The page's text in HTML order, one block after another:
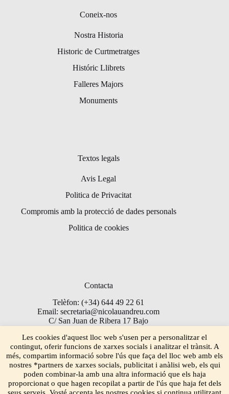
Coneix-nos
Nostra Historia
Historic de Curtmetratges
Históric Llibrets
Falleres Majors
Monuments
Textos legals
Avis Legal
Politica de Privacitat
Compromis amb la protecció de dades personals
Politica de cookies
Contacta
Telèfon: (+34) 644 49 22 61
Email: secretaria@nicolauandreu.com
C/ San Juan de Ribera 17 Bajo
Les cookies d'aquest lloc web s'usen per a personalitzar el
contingut, oferir funcions de xarxes socials i analitzar el trànsit. A
més, compartim informació sobre l'ús que faça del lloc web amb els
nostres *partners de xarxes socials, publicitat i anàlisi web, els qui
poden combinar-la amb una altra informació que els haja
proporcionat o que hagen recopilat a partir de l'ús que haja fet dels